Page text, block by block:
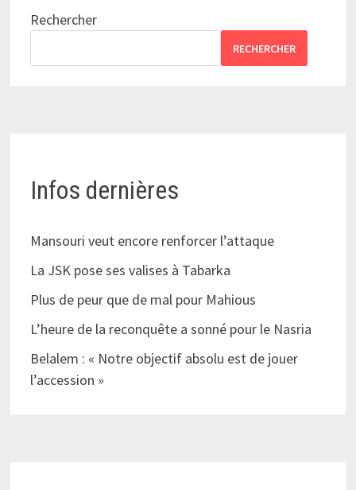
Rechercher
RECHERCHER
Infos dernières
Mansouri veut encore renforcer l’attaque
La JSK pose ses valises à Tabarka
Plus de peur que de mal pour Mahious
L’heure de la reconquête a sonné pour le Nasria
Belalem : « Notre objectif absolu est de jouer
l’accession »